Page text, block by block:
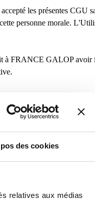
des cookies
relatives aux médias
les présentes CGU
personne morale.
à FRANCE GALOP avoir
et suppression définitive »
unique permettant à
« Sites SSO »).
peuvent être partagées